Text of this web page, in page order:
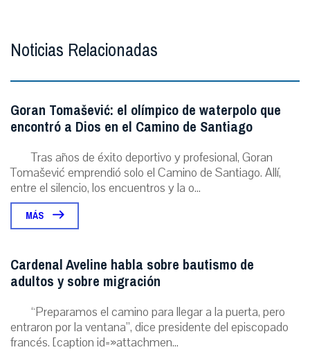
Noticias Relacionadas
Goran Tomašević: el olímpico de waterpolo que
encontró a Dios en el Camino de Santiago
Tras años de éxito deportivo y profesional, Goran
Tomašević emprendió solo el Camino de Santiago. Allí,
entre el silencio, los encuentros y la o...
MÁS
Cardenal Aveline habla sobre bautismo de
adultos y sobre migración
“Preparamos el camino para llegar a la puerta, pero
entraron por la ventana”, dice presidente del episcopado
francés. [caption id=»attachmen...